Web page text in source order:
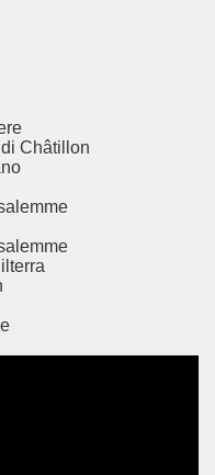
Châtillon
Aprile 2014.